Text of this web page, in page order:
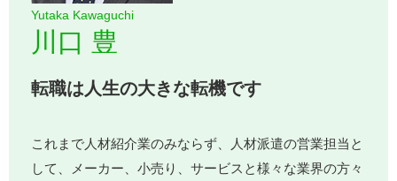
Yutaka Kawaguchi
川口 豊
転職は人生の大きな転機です
これまで人材紹介業のみならず、人材派遣の営業担当と
して、メーカー、小売り、サービスと様々な業界の方々